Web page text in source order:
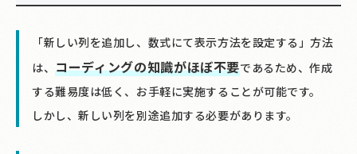
「新しい列を追加し、数式にて表示方法を設定する」方法
は、コーディングの知識がほぼ不要であるため、作成
する難易度は低く、お手軽に実施することが可能です。
しかし、新しい列を別途追加する必要があります。